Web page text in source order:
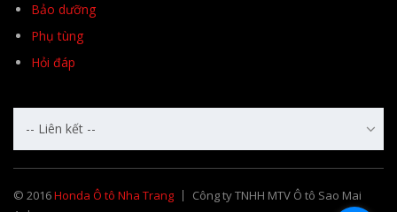
Bảo dưỡng
Phụ tùng
Hỏi đáp
-- Liên kết --
© 2016Honda Ô tô Nha Trang
Công ty TNHH MTV Ô tô Sao Mai